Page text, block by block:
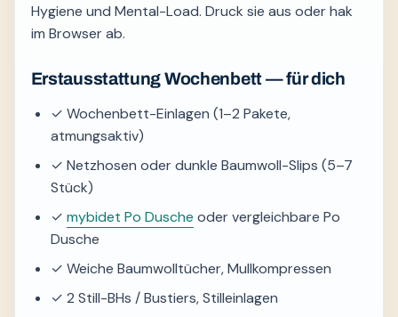
Hygiene und Mental-Load. Druck sie aus oder hak
im Browser ab.
Erstausstattung Wochenbett — für dich
✓ Wochenbett-Einlagen (1–2 Pakete,
atmungsaktiv)
✓ Netzhosen oder dunkle Baumwoll-Slips (5–7
Stück)
✓ mybidet Po Dusche oder vergleichbare Po
Dusche
✓ Weiche Baumwolltücher, Mullkompressen
✓ 2 Still-BHs / Bustiers, Stilleinlagen